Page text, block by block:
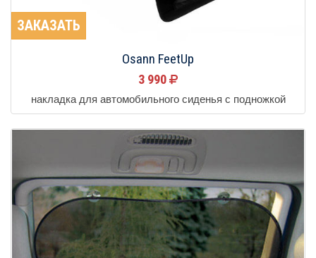
ЗАКАЗАТЬ
Osann FeetUp
3 990
накладка для автомобильного сиденья с подножкой